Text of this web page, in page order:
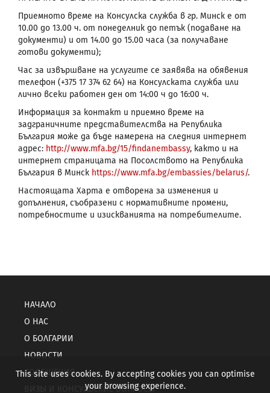
Приемното време на Консулска служба в гр. Минск е от
10.00 до 13.00 ч. от понеделник до петък (подаване на
документи) и от 14.00 до 15.00 часа (за получаване
готови документи);
Час за извършване на услугите се заявява на обявения
телефон (+375 17 374 62 64) на Консулската служба или
лично всеки работен ден от 14:00 ч до 16:00 ч.
Информация за контакт и приемно време на
задграничните представителства на Република
България може да бъде намерена на следния интернет
адрес: http://www.mfa.bg/15/findanembassy, както и на
интернет страницата на Посолството на Република
България в Минск https://www.mfa.bg/embassies/belarus/.
Настоящата Харта е отворена за изменения и
допълнения, съобразени с нормативните промени,
потребностите и изискванията на потребителите.
НАЧАЛО
О НАС
О БОЛГАРИИ
НОВОСТИ
СООБЩЕНИЯ
ВИЗЫ И КОНСУЛЬСКИЕ ВОПРОСЫ
This site uses cookies. By accepting cookies you can optimise
your browsing experience.